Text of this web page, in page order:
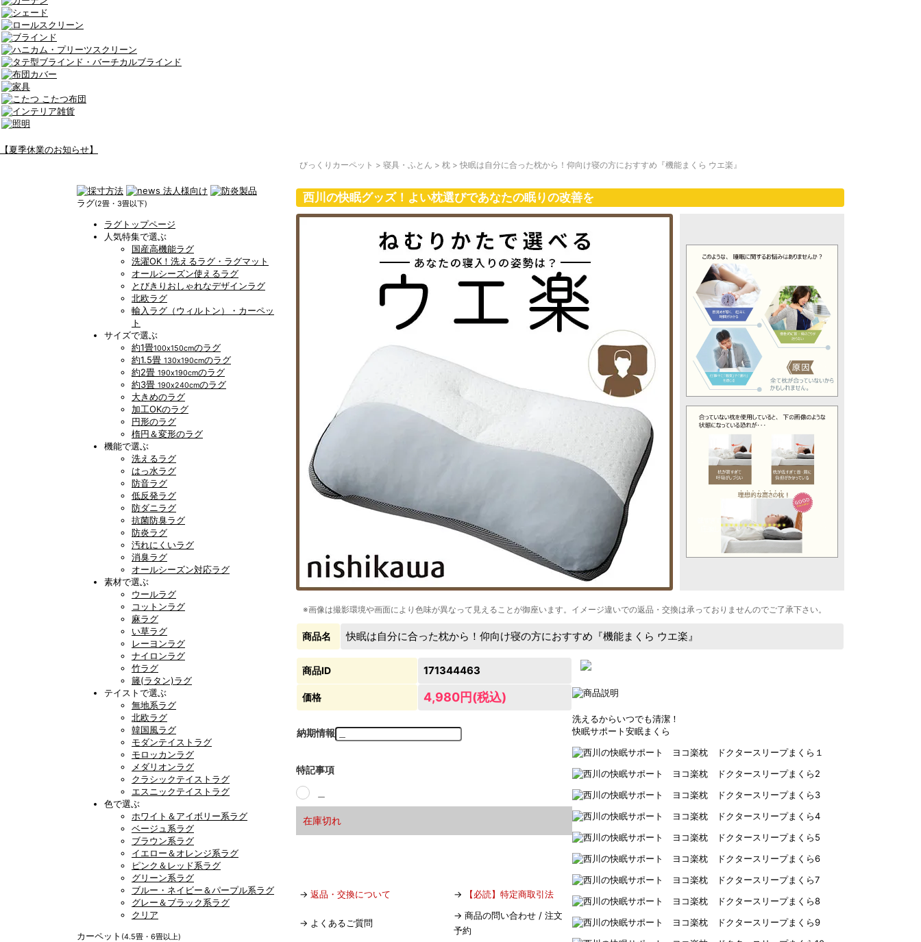
【夏季休業のお知らせ】
ラグ(2畳・3畳以下)
ラグトップページ
人気特集で選ぶ
国産高機能ラグ
洗濯OK！洗えるラグ・ラグマット
オールシーズン使えるラグ
とびきりおしゃれなデザインラグ
北欧ラグ
輸入ラグ（ウィルトン）・カーペッ
ト
サイズで選ぶ
約1畳100x150cmのラグ
約1.5畳 130x190cmのラグ
約2畳 190x190cmのラグ
約3畳 190x240cmのラグ
大きめのラグ
加工OKのラグ
円形のラグ
楕円＆変形のラグ
機能で選ぶ
洗えるラグ
はっ水ラグ
防音ラグ
低反発ラグ
防ダニラグ
抗菌防臭ラグ
防炎ラグ
汚れにくいラグ
消臭ラグ
オールシーズン対応ラグ
素材で選ぶ
ウールラグ
コットンラグ
麻ラグ
い草ラグ
レーヨンラグ
ナイロンラグ
竹ラグ
籐(ラタン)ラグ
テイストで選ぶ
無地系ラグ
北欧ラグ
韓国風ラグ
モダンテイストラグ
モロッカンラグ
メダリオンラグ
クラシックテイストラグ
エスニックテイストラグ
色で選ぶ
ホワイト＆アイボリー系ラグ
ベージュ系ラグ
ブラウン系ラグ
イエロー＆オレンジ系ラグ
ピンク＆レッド系ラグ
グリーン系ラグ
ブルー・ネイビー＆パープル系ラグ
グレー＆ブラック系ラグ
クリア
カーペット (4.5畳・6畳以上)
びっくりカーペット > 寝具・ふとん > 枕 > 快眠は自分に合った枕から！仰向け寝の方におすすめ『機能まくら ウエ楽』
西川の快眠グッズ！よい枕選びであなたの眠りの改善を
※画像は撮影環境や画面により色味が異なって見えることが御座います。イメージ違いでの返品・交換は承っておりませんのでご了承下さい。
商品名 快眠は自分に合った枕から！仰向け寝の方におすすめ『機能まくら ウエ楽』
商品ID 171344463
価格 4,980円(税込)
納期情報
特記事項
在庫切れ
→ 返品・交換について → 【必読】特定商取引法
→ よくあるご質問
→ 商品の問い合わせ / 注文
予約
洗えるからいつでも清潔！
快眠サポート安眠まくら